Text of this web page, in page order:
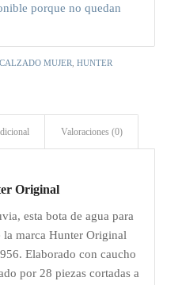
porque no quedan
CALZADO MUJER HUNTER
Valoraciones (0)
Original
esta bota de agua para
la marca Hunter Original
Elaborado con caucho
por 28 piezas cortadas a